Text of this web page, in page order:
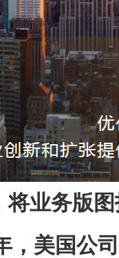
业务版
，美国公